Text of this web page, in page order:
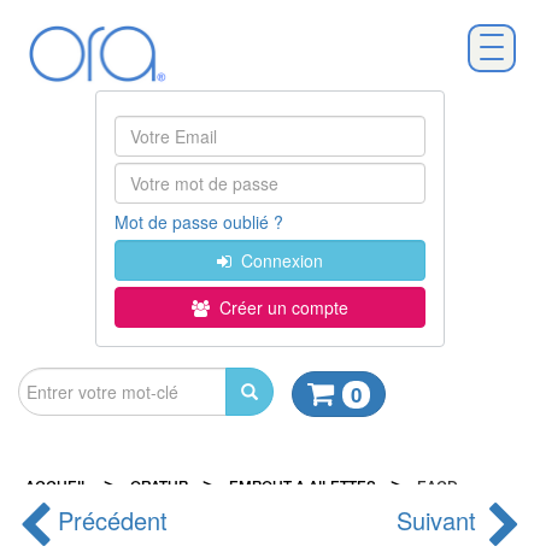
Mot de passe oublié ?
Connexion
Créer un compte
0
ACCUEIL > ORATUB > EMBOUT A AILETTES > EACD
Précédent Suivant